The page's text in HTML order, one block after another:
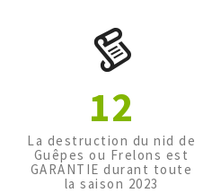
12
La destruction du nid de
Guêpes ou Frelons est
GARANTIE durant toute
la saison 2023